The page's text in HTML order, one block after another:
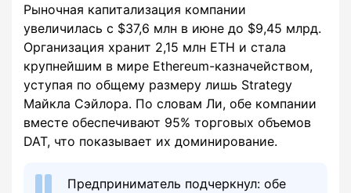
Рыночная капитализация компании
увеличилась с $37,6 млн в июне до $9,45 млрд.
Организация хранит 2,15 млн ETH и стала
крупнейшим в мире Ethereum-казначейством,
уступая по общему размеру лишь Strategy
Майкла Сэйлора. По словам Ли, обе компании
вместе обеспечивают 95% торговых объемов
DAT, что показывает их доминирование.
Предприниматель подчеркнул: обе